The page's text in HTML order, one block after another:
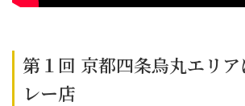
第１回 京都四条烏丸エリ
レー店